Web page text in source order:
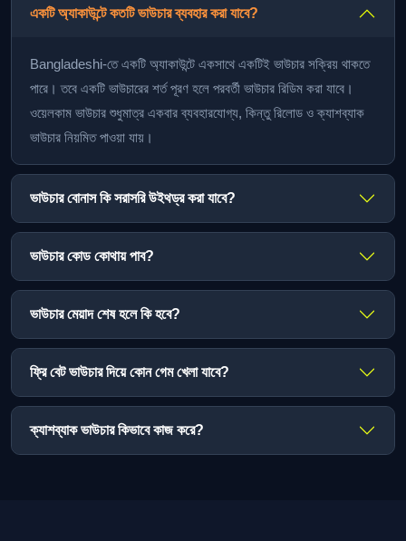
একটি অ্যাকাউন্টে কতটি ভাউচার ব্যবহার করা যাবে?
Bangladeshi-তে একটি অ্যাকাউন্টে একসাথে একটিই ভাউচার সক্রিয় থাকতে
পারে। তবে একটি ভাউচারের শর্ত পূরণ হলে পরবর্তী ভাউচার রিডিম করা যাবে।
ওয়েলকাম ভাউচার শুধুমাত্র একবার ব্যবহারযোগ্য, কিন্তু রিলোড ও ক্যাশব্যাক
ভাউচার নিয়মিত পাওয়া যায়।
ভাউচার বোনাস কি সরাসরি উইথড্র করা যাবে?
ভাউচার কোড কোথায় পাব?
ভাউচার মেয়াদ শেষ হলে কি হবে?
ফ্রি বেট ভাউচার দিয়ে কোন গেম খেলা যাবে?
ক্যাশব্যাক ভাউচার কিভাবে কাজ করে?